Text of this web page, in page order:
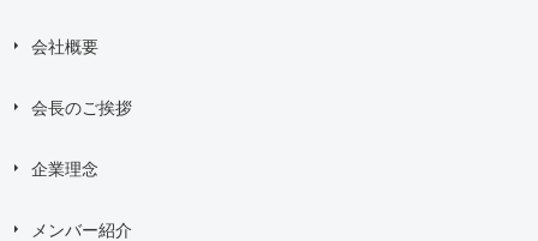
添付ファイル (合計10MBまでの添付ファイルが送信できま
会社概要
会長のご挨拶
企業理念
メンバー紹介